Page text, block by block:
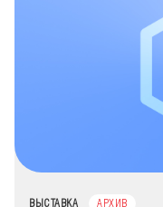
ТИП МЕРОПРИЯТИЯ
ВЫСТАВКА
АРХИВ